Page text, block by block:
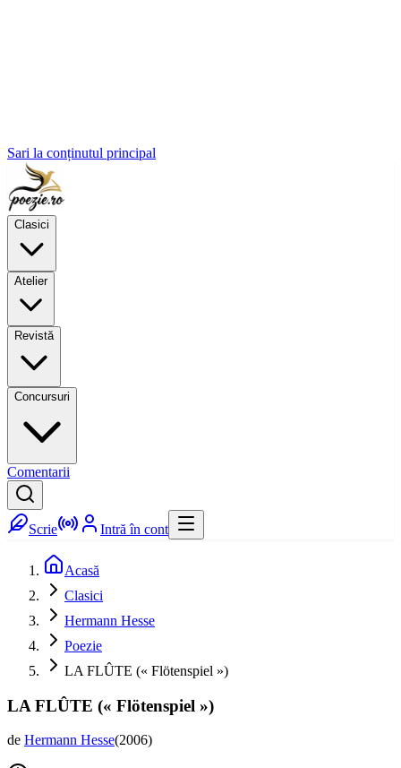
Sari la conținutul principal
Clasici
Atelier
Revistă
Concursuri
Comentarii
Scrie Intră în cont
Acasă
Clasici
Hermann Hesse
Poezie
LA FLÛTE (« Flötenspiel »)
LA FLÛTE (« Flötenspiel »)
de Hermann Hesse(2006)